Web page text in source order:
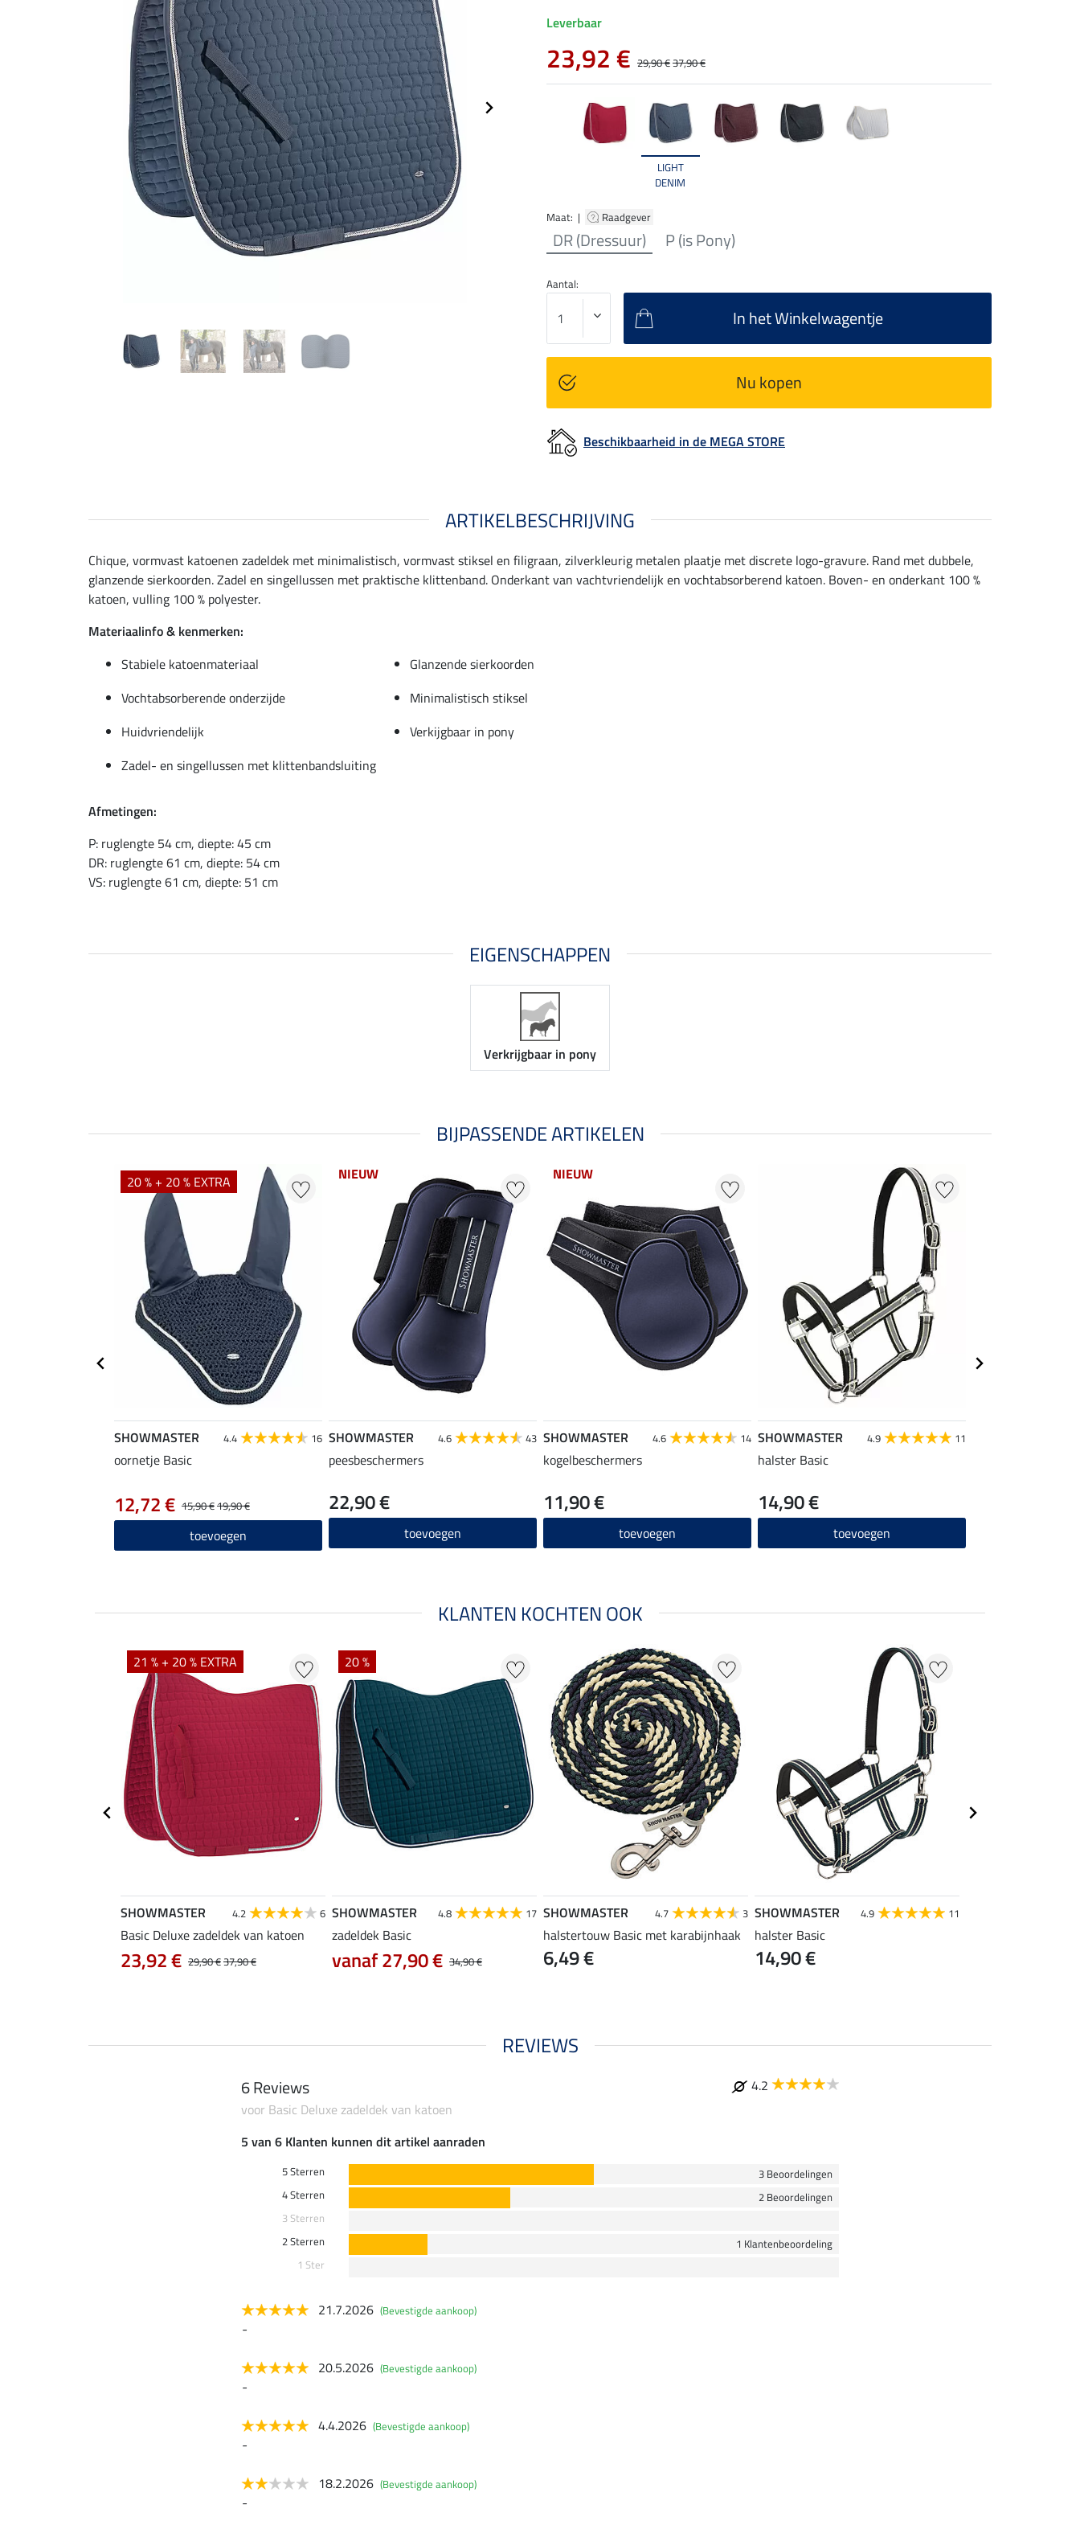
LIGHT
DENIM
Maat: | Raadgever
DR (Dressuur) P (is Pony)
Leverbaar
23,92 € 29,90 €37,90 €
Aantal:
In het Winkelwagentje
Nu kopen
Beschikbaarheid in de MEGA STORE
ARTIKELBESCHRIJVING
Chique, vormvast katoenen zadeldek met minimalistisch, vormvast stiksel en filigraan, zilverkleurig metalen plaatje met discrete logo-gravure. Rand met dubbele,
glanzende sierkoorden. Zadel en singellussen met praktische klittenband. Onderkant van vachtvriendelijk en vochtabsorberend katoen. Boven- en onderkant 100 %
katoen, vulling 100 % polyester.
Materiaalinfo & kenmerken:
Stabiele katoenmateriaal
Glanzende sierkoorden
Vochtabsorberende onderzijde
Minimalistisch stiksel
Huidvriendelijk
Verkijgbaar in pony
Zadel- en singellussen met klittenbandsluiting
Afmetingen:
P: ruglengte 54 cm, diepte: 45 cm
DR: ruglengte 61 cm, diepte: 54 cm
VS: ruglengte 61 cm, diepte: 51 cm
EIGENSCHAPPEN
Verkrijgbaar in pony
BIJPASSENDE ARTIKELEN
20 % + 20 % EXTRA
SHOWMASTER 4.4 16
oornetje Basic
15,90 €19,90 €
12,72 €
toevoegen
NIEUW
SHOWMASTER 4.6 43
peesbeschermers
22,90 €
toevoegen
NIEUW
SHOWMASTER 4.6 14
kogelbeschermers
11,90 €
toevoegen
SHOWMASTER 4.9 11
halster Basic
14,90 €
toevoegen
KLANTEN KOCHTEN OOK
21 % + 20 % EXTRA
SHOWMASTER 4.2 6
Basic Deluxe zadeldek van katoen
29,90 €37,90 €
23,92 €
20 %
SHOWMASTER 4.8 17
zadeldek Basic
34,90 €
vanaf 27,90 €
SHOWMASTER 4.7 3
halstertouw Basic met karabijnhaak
6,49 €
SHOWMASTER 4.9 11
halster Basic
14,90 €
REVIEWS
6 Reviews
4.2
voor Basic Deluxe zadeldek van katoen
5 van 6 Klanten kunnen dit artikel aanraden
5 Sterren
3 Beoordelingen
4 Sterren
2 Beoordelingen
3 Sterren
2 Sterren
1 Klantenbeoordeling
1 Ster
21.7.2026 (Bevestigde aankoop)
-
20.5.2026 (Bevestigde aankoop)
-
4.4.2026 (Bevestigde aankoop)
-
18.2.2026 (Bevestigde aankoop)
-